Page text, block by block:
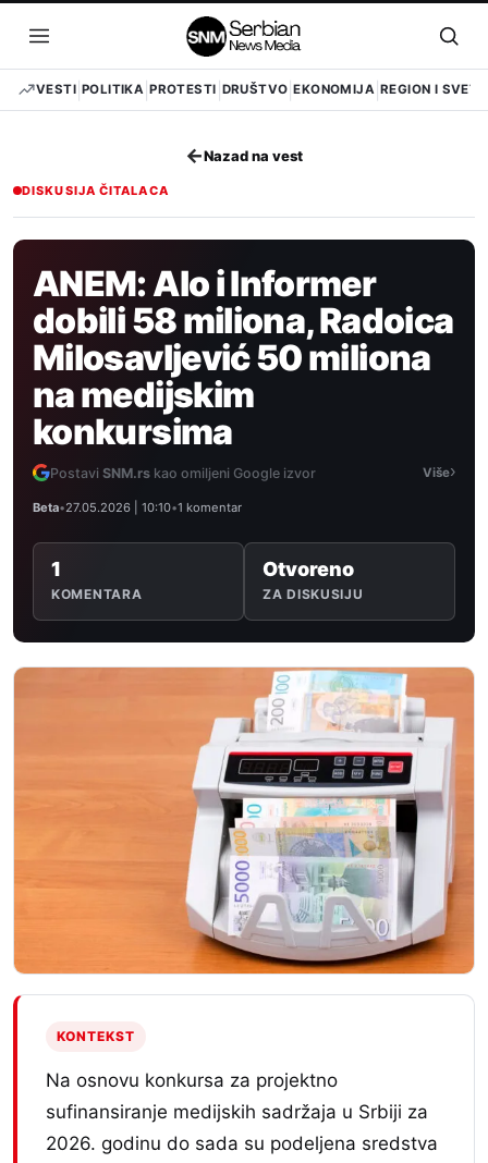
sadržaj
Otvori
meni
VESTI POLITIKA PROTESTI DRUŠTVO EKONOMIJA REGION I SVET
←Nazad na vest
DISKUSIJA ČITALACA
ANEM: Alo i Informer
dobili 58 miliona, Radoica
Milosavljević 50 miliona
na medijskim
konkursima
Postavi SNM.rs kao omiljeni Google izvor Više›
Beta•27.05.2026 | 10:10•1 komentar
1
KOMENTARA
Otvoreno
ZA DISKUSIJU
KONTEKST
Na osnovu konkursa za projektno
sufinansiranje medijskih sadržaja u Srbiji za
2026. godinu do sada su podeljena sredstva